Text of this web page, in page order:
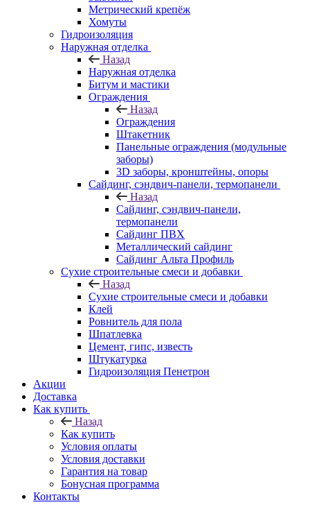
Метрический крепёж
Хомуты
Гидроизоляция
Наружная отделка
Назад
Наружная отделка
Битум и мастики
Ограждения
Назад
Ограждения
Штакетник
Панельные ограждения (модульные
заборы)
3D заборы, кронштейны, опоры
Cайдинг, сэндвич-панели, термопанели
Назад
Cайдинг, сэндвич-панели,
термопанели
Сайдинг ПВХ
Металлический сайдинг
Сайдинг Альта Профиль
Сухие строительные смеси и добавки
Назад
Сухие строительные смеси и добавки
Клей
Ровнитель для пола
Шпатлевка
Цемент, гипс, известь
Штукатурка
Гидроизоляция Пенетрон
Акции
Доставка
Как купить
Назад
Как купить
Условия оплаты
Условия доставки
Гарантия на товар
Бонусная программа
Контакты